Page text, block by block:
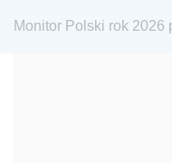
1975
Monitor Polski rok 2026